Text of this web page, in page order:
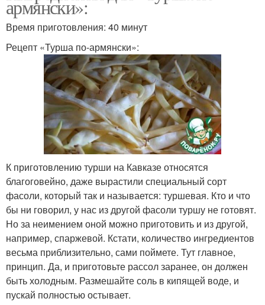
армянски»:
Время приготовления: 40 минут
Рецепт «Турша по-армянски»:
К приготовлению турши на Кавказе относятся
благоговейно, даже вырастили специальный сорт
фасоли, который так и называется: туршевая. Кто и что
бы ни говорил, у нас из другой фасоли туршу не готовят.
Но за неимением оной можно приготовить и из другой,
например, спаржевой. Кстати, количество ингредиентов
весьма приблизительно, сами поймете. Тут главное,
принцип. Да, и приготовьте рассол заранее, он должен
быть холодным. Размешайте соль в кипящей воде, и
пускай полностью остывает.